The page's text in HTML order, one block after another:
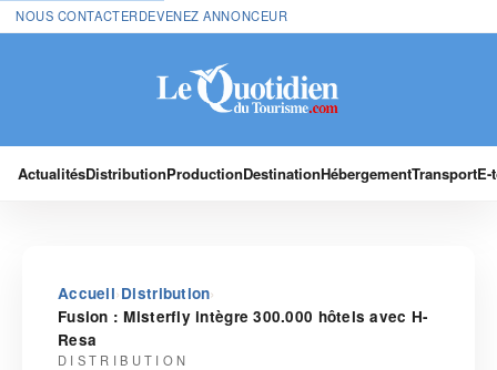
NOUS CONTACTERDEVENEZ ANNONCEUR
ActualitésDistributionProductionDestinationHébergementTransport
Accueil›Distribution›
Fusion : Misterfly intègre 300.000 hôtels avec H-
Resa
DISTRIBUTION